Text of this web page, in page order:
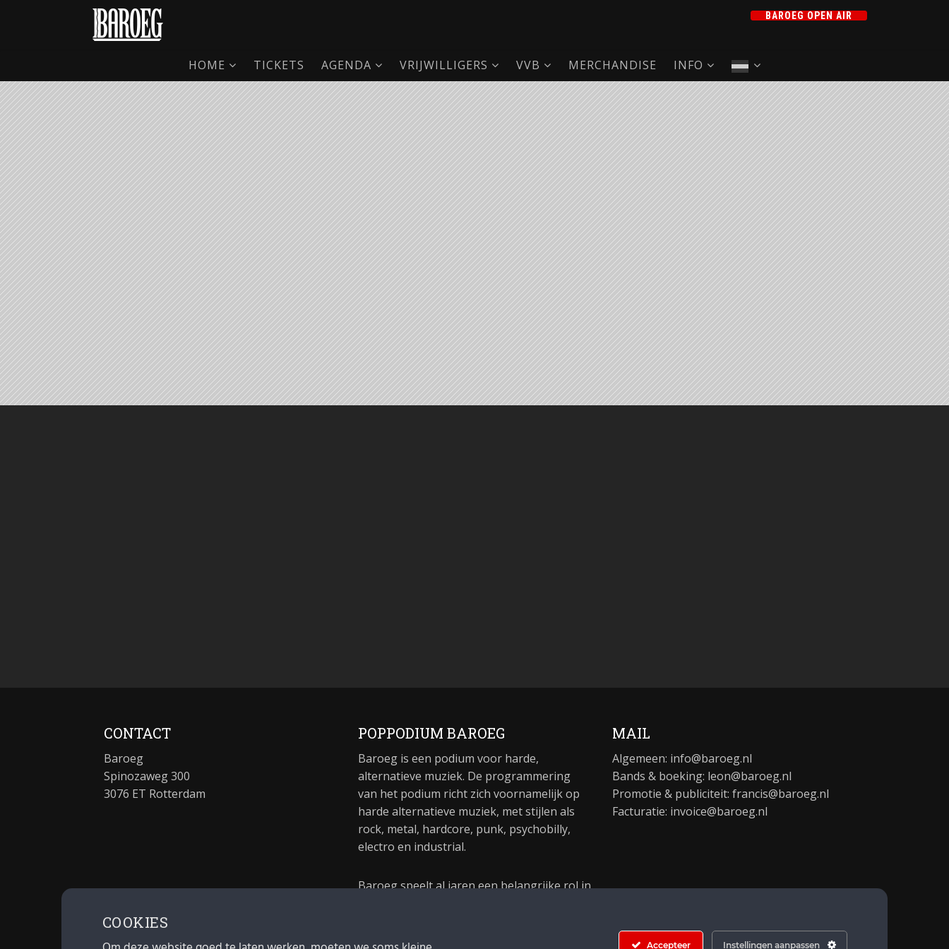
BAROEG OPEN AIR
HOME TICKETS AGENDA VRIJWILLIGERS VVB MERCHANDISE INFO
CONTACT
Baroeg
Spinozaweg 300
3076 ET Rotterdam
POPPODIUM BAROEG
Baroeg is een podium voor harde,
alternatieve muziek. De programmering
van het podium richt zich voornamelijk op
harde alternatieve muziek, met stijlen als
rock, metal, hardcore, punk, psychobilly,
electro en industrial.
Baroeg speelt al jaren een belangrijke rol in
MAIL
Algemeen: info@baroeg.nl
Bands & boeking: leon@baroeg.nl
Promotie & publiciteit: francis@baroeg.nl
Facturatie: invoice@baroeg.nl
COOKIES
Accepteer Instellingen aanpassen